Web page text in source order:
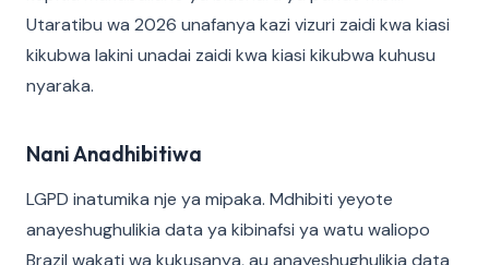
Utaratibu wa 2026 unafanya kazi vizuri zaidi kwa kiasi
kikubwa lakini unadai zaidi kwa kiasi kikubwa kuhusu
nyaraka.
Nani Anadhibitiwa
LGPD inatumika nje ya mipaka. Mdhibiti yeyote
anayeshughulikia data ya kibinafsi ya watu waliopo
Brazil wakati wa kukusanya, au anayeshughulikia data